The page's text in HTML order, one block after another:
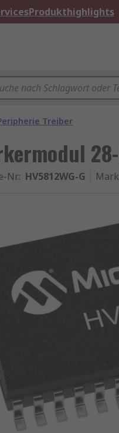
Produkthighlights
Treiber
Nr.: HV5812WG-G